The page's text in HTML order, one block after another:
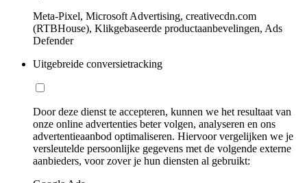
Meta-Pixel, Microsoft Advertising, creativecdn.com
(RTBHouse), Klikgebaseerde productaanbevelingen, Ads
Defender
Uitgebreide conversietracking
Door deze dienst te accepteren, kunnen we het resultaat van
onze online advertenties beter volgen, analyseren en ons
advertentieaanbod optimaliseren. Hiervoor vergelijken we je
versleutelde persoonlijke gegevens met de volgende externe
aanbieders, voor zover je hun diensten al gebruikt: